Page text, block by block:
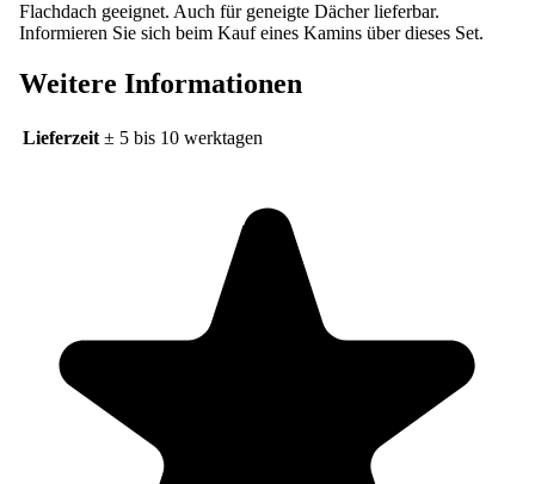
Flachdach geeignet. Auch für geneigte Dächer lieferbar.
Informieren Sie sich beim Kauf eines Kamins über dieses Set.
Weitere Informationen
Lieferzeit ± 5 bis 10 werktagen